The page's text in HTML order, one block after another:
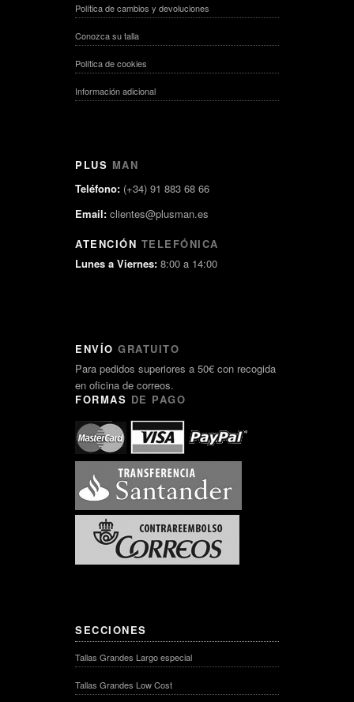
Política de cambios y devoluciones
Conozca su talla
Política de cookies
Información adicional
PLUS MAN
Teléfono: (+34) 91 883 68 66
Email: clientes@plusman.es
ATENCIÓN TELEFÓNICA
Lunes a Viernes: 8:00 a 14:00
ENVÍO GRATUITO
Para pedidos superiores a 50€ con recogida
en oficina de correos.
FORMAS DE PAGO
SECCIONES
Tallas Grandes Largo especial
Tallas Grandes Low Cost